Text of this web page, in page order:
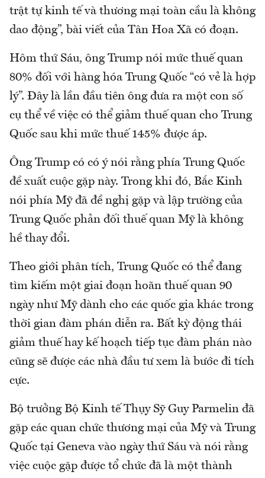
trật tự kinh tế và thương mại toàn cầu là không
dao động”, bài viết của Tân Hoa Xã có đoạn.
Hôm thứ Sáu, ông Trump nói mức thuế quan
80% đối với hàng hóa Trung Quốc “có vẻ là hợp
lý”. Đây là lần đầu tiên ông đưa ra một con số
cụ thể về việc có thể giảm thuế quan cho Trung
Quốc sau khi mức thuế 145% được áp.
Ông Trump có có ý nói rằng phía Trung Quốc
đề xuất cuộc gặp này. Trong khi đó, Bắc Kinh
nói phía Mỹ đã đề nghị gặp và lập trường của
Trung Quốc phản đối thuế quan Mỹ là không
hề thay đổi.
Theo giới phân tích, Trung Quốc có thể đang
tìm kiếm một giai đoạn hoãn thuế quan 90
ngày như Mỹ dành cho các quốc gia khác trong
thời gian đàm phán diễn ra. Bất kỳ động thái
giảm thuế hay kế hoạch tiếp tục đàm phán nào
cũng sẽ được các nhà đầu tư xem là bước đi tích
cực.
Bộ trưởng Bộ Kinh tế Thụy Sỹ Guy Parmelin đã
gặp các quan chức thương mại của Mỹ và Trung
Quốc tại Geneva vào ngày thứ Sáu và nói rằng
việc cuộc gặp được tổ chức đã là một thành